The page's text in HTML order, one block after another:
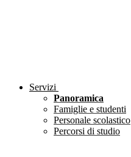
Servizi
Panoramica
Famiglie e studenti
Personale scolastico
Percorsi di studio